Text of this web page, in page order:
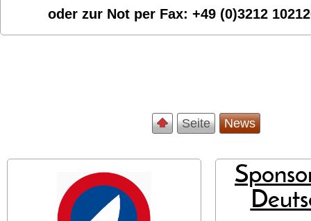
oder zur Not per Fax:+49 (0)3212
Seite News